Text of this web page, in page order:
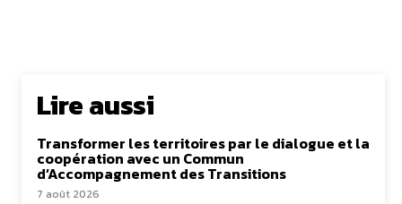
Lire aussi
Transformer les territoires par le dialogue et la
coopération avec un Commun
d’Accompagnement des Transitions
7 août 2026